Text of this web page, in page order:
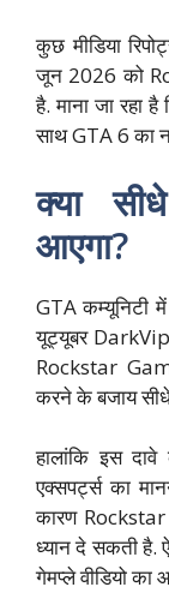
कुछ मीडिया
जून 2026 को
है. माना जा रहा
साथ GTA 6 का
क्या
आएगा?
GTA कम्यूनिटी
यूट्यूबर
Rockstar
करने के बजाय
हालांकि इस
एक्सपर्ट्स का
कारण Rockstar
ध्यान दे सकती
गेमप्ले वीडियो का